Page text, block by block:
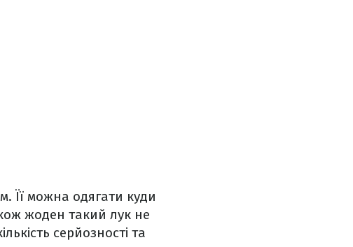
Її можна одягати куди
жоден такий лук не
серйозності та